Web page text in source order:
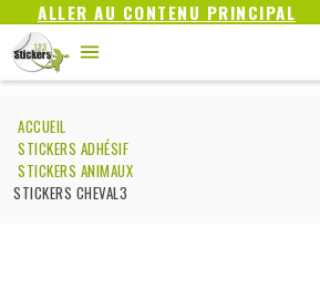
ALLER AU CONTENU PRINCIPAL
ACCUEIL
STICKERS ADHÉSIF
STICKERS ANIMAUX
STICKERS CHEVAL3